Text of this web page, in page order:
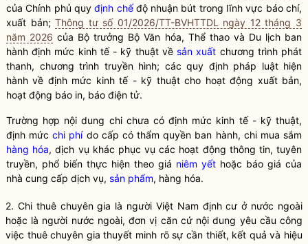
của Chính phủ quyđịnh chếđộ nhuận bút trong lĩnh vực báo chí,
xuất bản;Thông tư số 01/2026/TT-BVHTTDL ngày 12 tháng 3
năm 2026 của Bộ trưởng Bộ Văn hóa, Thể thao và Du lịch ban
hành định mức kinh tế - kỹ thuật vềsản xuất chương trình phát
thanh, chương trình truyền hình; các quy định pháp luậthiện
hành về định mức kinh tế - kỹ thuật cho hoạt động xuất bản,
hoạt động báo in, báo điện tử.
Trường hợp nội dung chi chưa có định mức kinh tế - kỹ thuật,
định mứcchi phído cấp có thẩmquyền ban hành, chi mua sắm
hàng hóa, dịch vụ khác phục vụ các hoạt động thông tin, tuyên
truyền, phổ biến thực hiện theo giá niêm yết hoặc báo giá của
nhà cung cấp dịch vụ, sản phẩm, hàng hóa.
2. Chi thuê chuyên gia là người Việt Nam định cư ở nước ngoài
hoặc là người nước ngoài, đơn vị căn cứ nội dung yêu cầu công
việc thuê chuyên gia thuyết minh rõ sự cần thiết, kết quả và hiệu